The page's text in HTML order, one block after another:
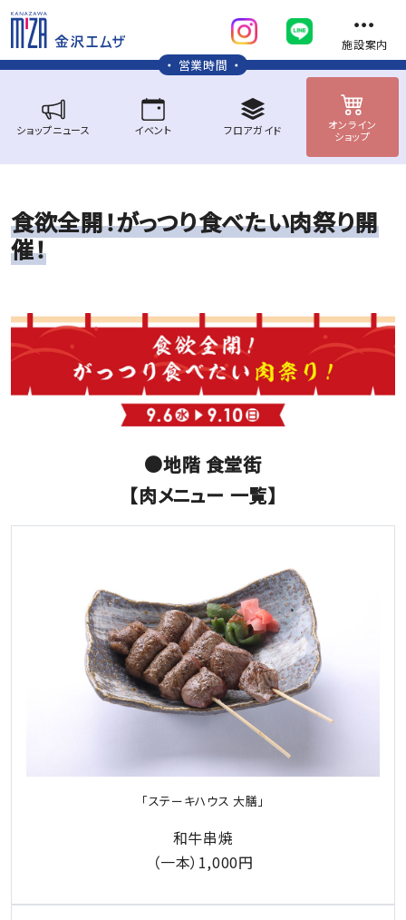
施設案内
営業時間
ショップニュース イベント フロアガイド
オンライン
ショップ
食欲全開！がっつり食べたい肉祭り開
催！
●地階 食堂街
【肉メニュー 一覧】
「ステーキハウス 大膳」
和牛串焼
（一本）1,000円